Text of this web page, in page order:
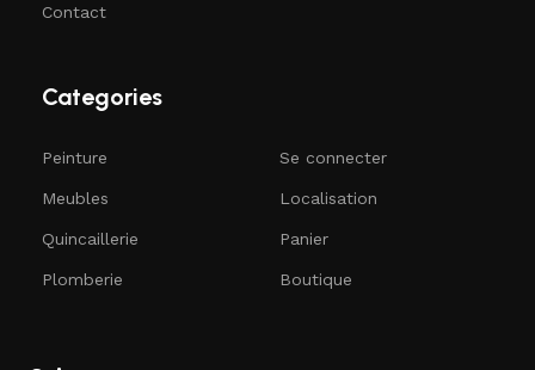
Contact
Categories
Peinture
Meubles
Quincaillerie
Plomberie
Se connecter
Localisation
Panier
Boutique